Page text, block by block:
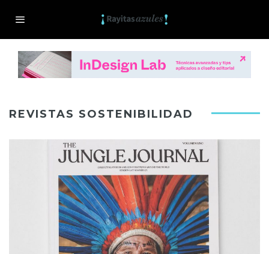
REVISTAS SOSTENIBILIDAD